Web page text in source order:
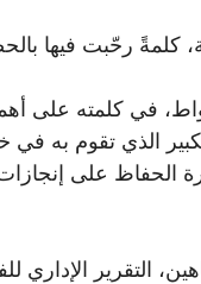
كلمةً رحّبت فيها
في كلمته على
الذي تقوم به
الحفاظ على
التقرير الإداري